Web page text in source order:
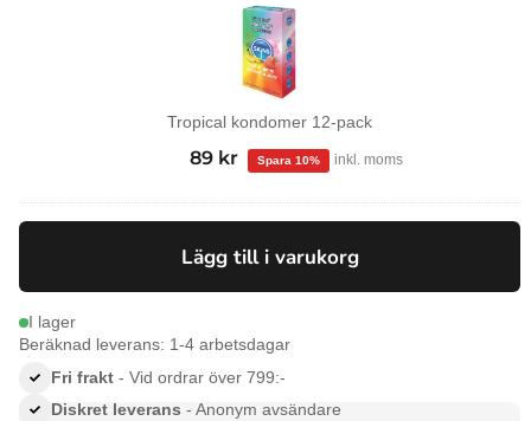
pack
Tropical kondomer 12-pack
Det
priset
99 kr.
89 kr
Det
priset
89 kr.
inkl. moms
Lägg till i varukorg
I lager
Beräknad leverans: 1-4 arbetsdagar
Fri frakt - Vid ordrar över 799:-
Diskret leverans - Anonym avsändare